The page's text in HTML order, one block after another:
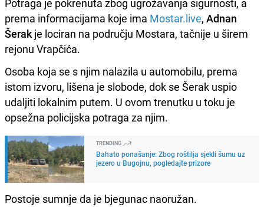
prema informacijama koje ima Mostar.live, Adnan
Šerak je lociran na području Mostara, tačnije u širem
rejonu Vrapčića.
Osoba koja se s njim nalazila u automobilu, prema
istom izvoru, lišena je slobode, dok se Šerak uspio
udaljiti lokalnim putem. U ovom trenutku u toku je
opsežna policijska potraga za njim.
TRENDING
Bahato ponašanje: Zbog roštilja sjekli šumu uz
jezero u Bugojnu, pogledajte prizore
Postoje sumnje da je bjegunac naoružan.